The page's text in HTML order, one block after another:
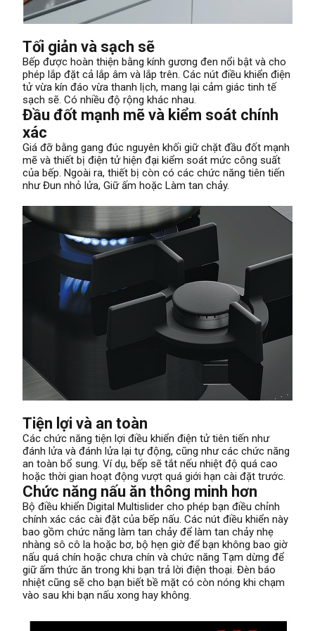
Tối giản và sạch sẽ
Bếp được hoàn thiện bằng kính gương đen nổi bật và cho
phép lắp đặt cả lắp âm và lắp trên. Các nút điều khiển điện
tử vừa kín đáo vừa thanh lịch, mang lại cảm giác tinh tế
sạch sẽ. Có nhiều độ rộng khác nhau.
Đầu đốt mạnh mẽ và kiểm soát chính
xác
Giá đỡ bằng gang đúc nguyên khối giữ chặt đầu đốt mạnh
mẽ và thiết bị điện tử hiện đại kiểm soát mức công suất
của bếp. Ngoài ra, thiết bị còn có các chức năng tiên tiến
như Đun nhỏ lửa, Giữ ấm hoặc Làm tan chảy.
Tiện lợi và an toàn
Các chức năng tiện lợi điều khiển điện tử tiên tiến như
đánh lửa và đánh lửa lại tự động, cũng như các chức năng
an toàn bổ sung. Ví dụ, bếp sẽ tắt nếu nhiệt độ quá cao
hoặc thời gian hoạt động vượt quá giới hạn cài đặt trước.
Chức năng nấu ăn thông minh hơn
Bộ điều khiển Digital Multislider cho phép bạn điều chỉnh
chính xác các cài đặt của bếp nấu. Các nút điều khiển này
bao gồm chức năng làm tan chảy để làm tan chảy nhẹ
nhàng sô cô la hoặc bơ, bộ hẹn giờ để bạn không bao giờ
nấu quá chín hoặc chưa chín và chức năng Tạm dừng để
giữ ấm thức ăn trong khi bạn trả lời điện thoại. Đèn báo
nhiệt cũng sẽ cho bạn biết bề mặt có còn nóng khi chạm
vào sau khi bạn nấu xong hay không.